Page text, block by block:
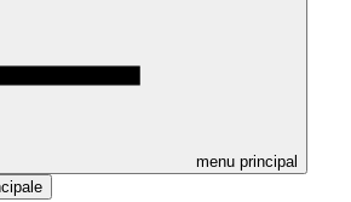
menu principal